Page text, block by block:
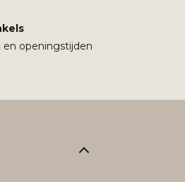
en openingstijden